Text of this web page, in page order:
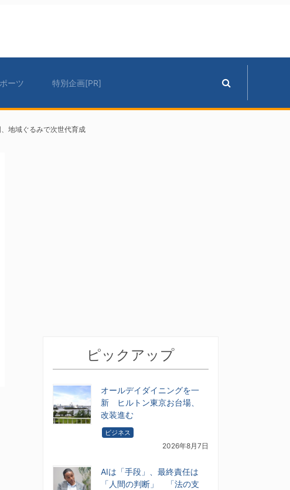
ーツ 特別企画[PR]
地域ぐるみで次世代育成
ピックアップ
オールデイダイニングを一
新 ヒルトン東京お台場、
改装進む
ビジネス
2026年8月7日
AIは「手段」、最終責任は
「人間の判断」 「法の支